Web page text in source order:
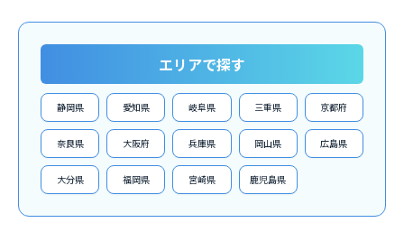
エリアで探す
静岡県 愛知県 岐阜県 三重県 京都府
奈良県 大阪府 兵庫県 岡山県 広島県
大分県 福岡県 宮崎県 鹿児島県